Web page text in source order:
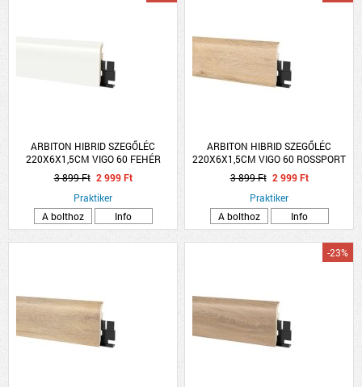
ARBITON HIBRID SZEGŐLÉC
220X6X1,5CM VIGO 60 FEHÉR
3 899 Ft 2 999 Ft
Praktiker
A bolthoz
Info
ARBITON HIBRID SZEGŐLÉC
220X6X1,5CM VIGO 60 ROSSPORT
TÖLGY
3 899 Ft 2 999 Ft
Praktiker
A bolthoz
Info
-23%